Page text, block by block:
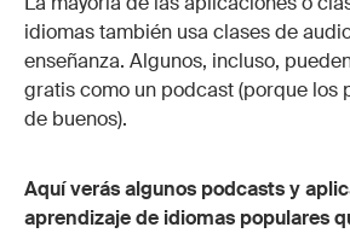
idiomas también usa clases de
enseñanza. Algunos, incluso,
gratis como un podcast (porque los
de buenos).
Aquí verás algunos podcasts y
aprendizaje de idiomas populares